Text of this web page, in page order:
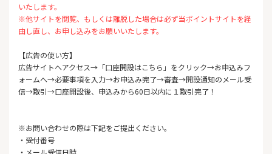
いたします。
※他サイトを閲覧、もしくは離脱した場合は必ず当ポイントサイトを経
由し直し、お申し込みをお願いいたします。
【広告の使い方】
広告サイトへアクセス→「口座開設はこちら」をクリック→お申込みフ
ォームへ→必要事項を入力→お申込み完了→審査→開設通知のメール受
信→取引→口座開設後、申込みから60日以内に１取引完了！
※お問い合わせの際は下記をご提出ください。
・受付番号
・メール受信日時